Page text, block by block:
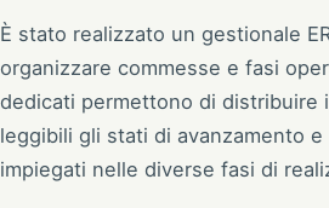
È stato realizzato un gestionale
organizzare commesse e fasi
dedicati permettono di distribuire
leggibili gli stati di avanzamento
impiegati nelle diverse fasi di